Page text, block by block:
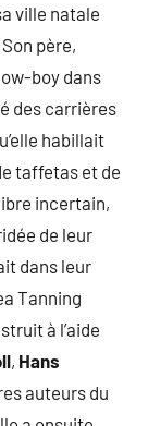
ville natale
père,
boy dans
des carrières
habillait
taffetas et de
incertain,
de leur
dans leur
Tanning
à l’aide
, Hans
auteurs du